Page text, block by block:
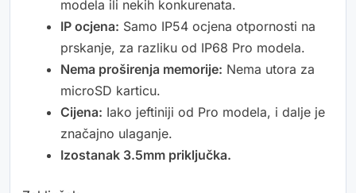
modela ili nekih konkurenata.
IP ocjena: Samo IP54 ocjena otpornosti na
prskanje, za razliku od IP68 Pro modela.
Nema proširenja memorije: Nema utora za
microSD karticu.
Cijena: Iako jeftiniji od Pro modela, i dalje je
značajno ulaganje.
Izostanak 3.5mm priključka.